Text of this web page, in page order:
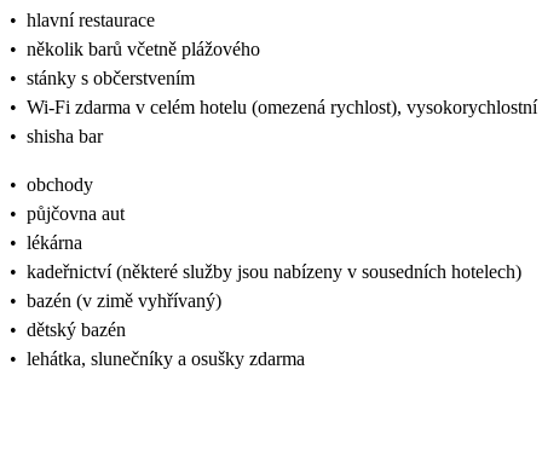
• hlavní restaurace
• několik barů včetně plážového
• stánky s občerstvením
• Wi-Fi zdarma v celém hotelu (omezená rychlost),
• shisha bar
• obchody
• půjčovna aut
• lékárna
• kadeřnictví (některé služby jsou nabízeny v sousedních hotelech)
• bazén (v zimě vyhřívaný)
• dětský bazén
• lehátka, slunečníky a osušky zdarma